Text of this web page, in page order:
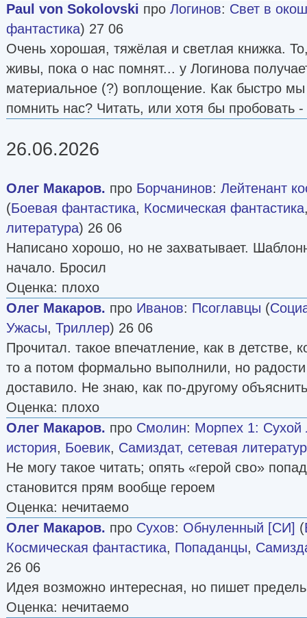
Paul von Sokolovski про Логинов: Свет в
фантастика) 27 06
Очень хорошая, тяжёлая и светлая книжка.
живы, пока о нас помнят... у Логинова
материальное (?) воплощение. Как быстро мы
помнить нас? Читать, или хотя бы пробовать
26.06.2026
Олег Макаров. про Борчанинов: Лейтенант
(Боевая фантастика, Космическая фантастика
литература) 26 06
Написано хорошо, но не захватывает.
начало. Бросил
Оценка: плохо
Олег Макаров. про Иванов: Псоглавцы (
Ужасы, Триллер) 26 06
Прочитал. такое впечатление, как в детстве,
то а потом формально выполнили, но радости
доставило. Не знаю, как по-другому объяснить
Оценка: плохо
Олег Макаров. про Смолин: Морпех 1: Сухой
история, Боевик, Самиздат, сетевая
Не могу такое читать; опять «герой сво»
становится прям вообще героем
Оценка: нечитаемо
Олег Макаров. про Сухов: Обнуленный [СИ] (
Космическая фантастика, Попаданцы,
26 06
Идея возможно интересная, но пишет
Оценка: нечитаемо